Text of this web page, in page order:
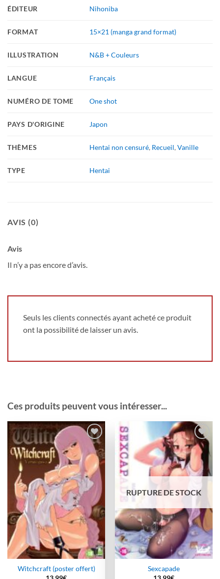
ÉDITEUR Nihoniba
FORMAT 15×21 (manga grand format)
ILLUSTRATION N&B + Couleurs
LANGUE Français
NUMÉRO DE TOME One shot
PAYS D'ORIGINE Japon
THÈMES Hentai non censuré, Recueil,Vanille
TYPE Hentai
AVIS (0)
Avis
Il n’y a pas encore d’avis.
Seuls les clients connectés ayant acheté ce produit
ont la possibilité de laisser un avis.
Ces produits peuvent vous intéresser...
Ajouter
à la
wishlist
Witchcraft (poster offert)
Ajouter
à la
wishlist
RUPTURE DE STOCK
Sexcapade